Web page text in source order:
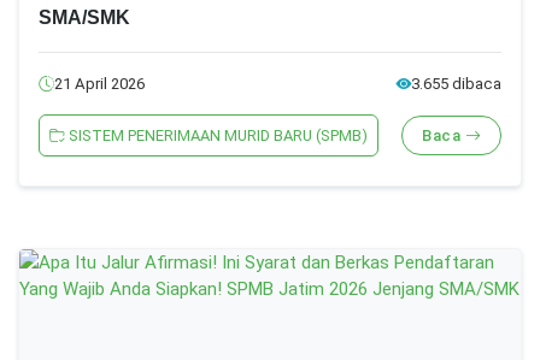
SMA/SMK
21 April 2026 3.655 dibaca
SISTEM PENERIMAAN MURID BARU (SPMB) Baca